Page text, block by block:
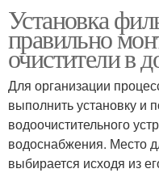
Установка
правильно
очистители в
Для организации
выполнить установку и
водоочистительного
водоснабжения. Место
выбирается исходя из